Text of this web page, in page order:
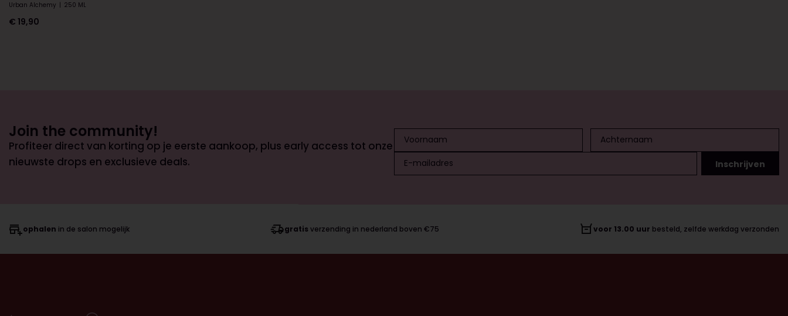
Urban Alchemy 250 ML
€ 19,90
Join the community!
Profiteer direct van korting op je eerste aankoop, plus early access tot onze
nieuwste drops en exclusieve deals.
ophalen in de salon mogelijk gratis verzending in nederland boven €75 voor 13.00 uur besteld, zelfde werkdag verzonden